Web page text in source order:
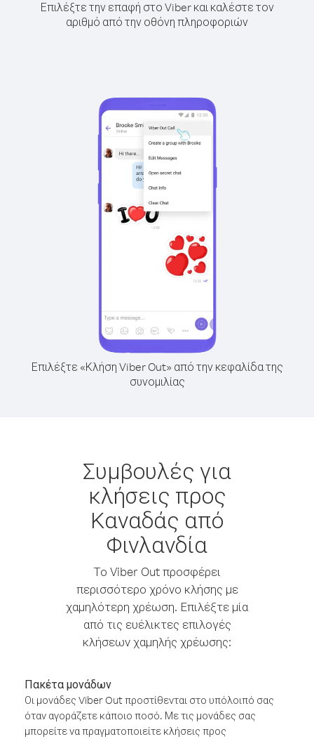
Επιλέξτε την επαφή στο Viber και καλέστε τον
αριθμό από την οθόνη πληροφοριών
Επιλέξτε «Κλήση Viber Out» από την κεφαλίδα της
συνομιλίας
Συμβουλές για
κλήσεις προς
Καναδάς από
Φινλανδία
Το Viber Out προσφέρει
περισσότερο χρόνο κλήσης με
χαμηλότερη χρέωση. Επιλέξτε μία
από τις ευέλικτες επιλογές
κλήσεων χαμηλής χρέωσης:
Πακέτα μονάδων
Οι μονάδες Viber Out προστίθενται στο υπόλοιπό σας
όταν αγοράζετε κάποιο ποσό. Με τις μονάδες σας
μπορείτε να πραγματοποιείτε κλήσεις προς